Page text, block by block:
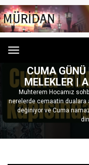
Menu
CUMA
MELEKLER |
Muhterem Hocamız
nerelerde cemaatin dualara
değiniyor ve Cuma